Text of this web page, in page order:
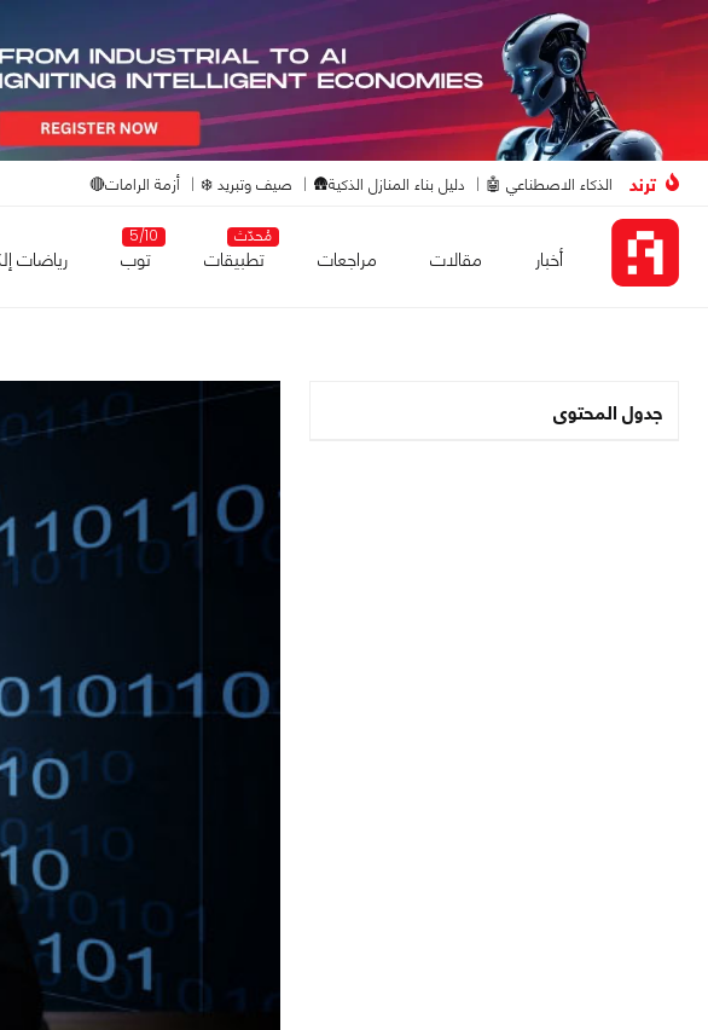
ترند الذكاء الاصطناعي 🤖 دليل بناء المنازل الذكية🛖 صيف وتبريد ❄️ أزمة الرامات🔴
أخبار مقالات مراجعات
مُحدّث
تطبيقات
5/10
توب رياضات
جدول المحتوى